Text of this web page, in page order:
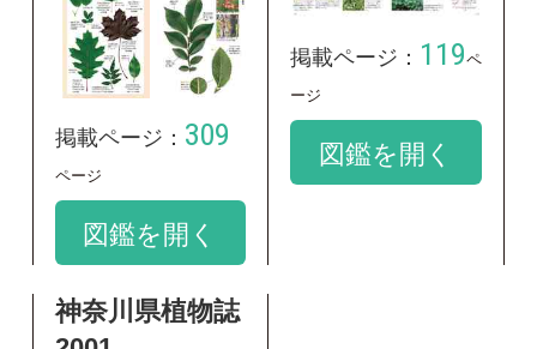
掲載ページ：563
ページ
図鑑を開く